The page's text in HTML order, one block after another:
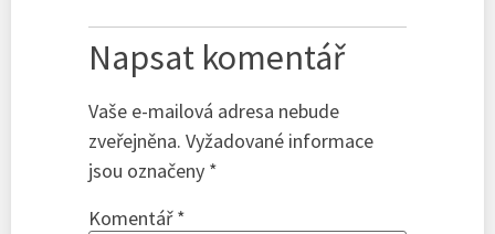
Napsat komentář
Vaše e-mailová adresa nebude
zveřejněna. Vyžadované informace
jsou označeny *
Komentář*